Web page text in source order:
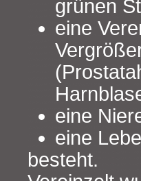
grünen
eine
eine
eine
besteht.